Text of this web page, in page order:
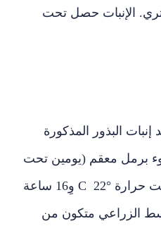
حصل تحت
البذور المذكورة
معقم (يومين تحت
حرارة 100 ). الإنبات قيد تحت حرارة °C 22 وِ16 ساعة
متكون من